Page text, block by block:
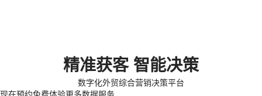
精准获客 智能决策
数字化外贸综合营销决策平台